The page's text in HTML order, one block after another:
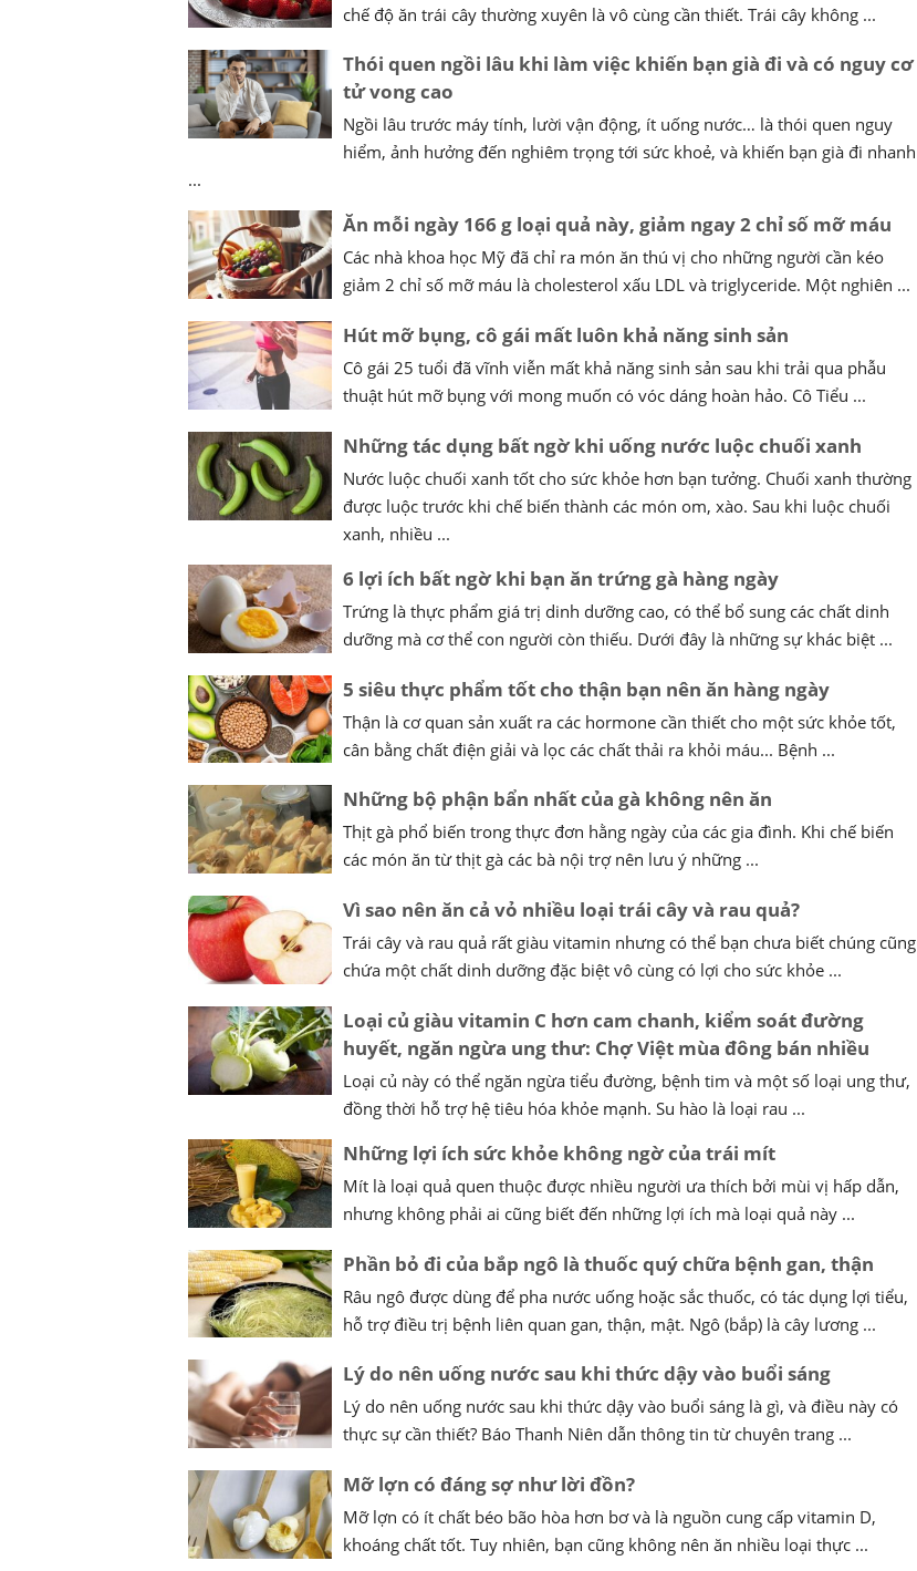
chế độ ăn trái cây thường xuyên là vô cùng cần thiết. Trái cây không ...
Thói quen ngồi lâu khi làm việc khiến bạn già đi và có nguy cơ
tử vong cao
Ngồi lâu trước máy tính, lười vận động, ít uống nước… là thói quen nguy
hiểm, ảnh hưởng đến nghiêm trọng tới sức khoẻ, và khiến bạn già đi nhanh
...
Ăn mỗi ngày 166 g loại quả này, giảm ngay 2 chỉ số mỡ máu
Các nhà khoa học Mỹ đã chỉ ra món ăn thú vị cho những người cần kéo
giảm 2 chỉ số mỡ máu là cholesterol xấu LDL và triglyceride. Một nghiên ...
Hút mỡ bụng, cô gái mất luôn khả năng sinh sản
Cô gái 25 tuổi đã vĩnh viễn mất khả năng sinh sản sau khi trải qua phẫu
thuật hút mỡ bụng với mong muốn có vóc dáng hoàn hảo. Cô Tiểu ...
Những tác dụng bất ngờ khi uống nước luộc chuối xanh
Nước luộc chuối xanh tốt cho sức khỏe hơn bạn tưởng. Chuối xanh thường
được luộc trước khi chế biến thành các món om, xào. Sau khi luộc chuối
xanh, nhiều ...
6 lợi ích bất ngờ khi bạn ăn trứng gà hàng ngày
Trứng là thực phẩm giá trị dinh dưỡng cao, có thể bổ sung các chất dinh
dưỡng mà cơ thể con người còn thiếu. Dưới đây là những sự khác biệt ...
5 siêu thực phẩm tốt cho thận bạn nên ăn hàng ngày
Thận là cơ quan sản xuất ra các hormone cần thiết cho một sức khỏe tốt,
cân bằng chất điện giải và lọc các chất thải ra khỏi máu... Bệnh ...
Những bộ phận bẩn nhất của gà không nên ăn
Thịt gà phổ biến trong thực đơn hằng ngày của các gia đình. Khi chế biến
các món ăn từ thịt gà các bà nội trợ nên lưu ý những ...
Vì sao nên ăn cả vỏ nhiều loại trái cây và rau quả?
Trái cây và rau quả rất giàu vitamin nhưng có thể bạn chưa biết chúng cũng
chứa một chất dinh dưỡng đặc biệt vô cùng có lợi cho sức khỏe ...
Loại củ giàu vitamin C hơn cam chanh, kiểm soát đường
huyết, ngăn ngừa ung thư: Chợ Việt mùa đông bán nhiều
Loại củ này có thể ngăn ngừa tiểu đường, bệnh tim và một số loại ung thư,
đồng thời hỗ trợ hệ tiêu hóa khỏe mạnh. Su hào là loại rau ...
Những lợi ích sức khỏe không ngờ của trái mít
Mít là loại quả quen thuộc được nhiều người ưa thích bởi mùi vị hấp dẫn,
nhưng không phải ai cũng biết đến những lợi ích mà loại quả này ...
Phần bỏ đi của bắp ngô là thuốc quý chữa bệnh gan, thận
Râu ngô được dùng để pha nước uống hoặc sắc thuốc, có tác dụng lợi tiểu,
hỗ trợ điều trị bệnh liên quan gan, thận, mật. Ngô (bắp) là cây lương ...
Lý do nên uống nước sau khi thức dậy vào buổi sáng
Lý do nên uống nước sau khi thức dậy vào buổi sáng là gì, và điều này có
thực sự cần thiết? Báo Thanh Niên dẫn thông tin từ chuyên trang ...
Mỡ lợn có đáng sợ như lời đồn?
Mỡ lợn có ít chất béo bão hòa hơn bơ và là nguồn cung cấp vitamin D,
khoáng chất tốt. Tuy nhiên, bạn cũng không nên ăn nhiều loại thực ...